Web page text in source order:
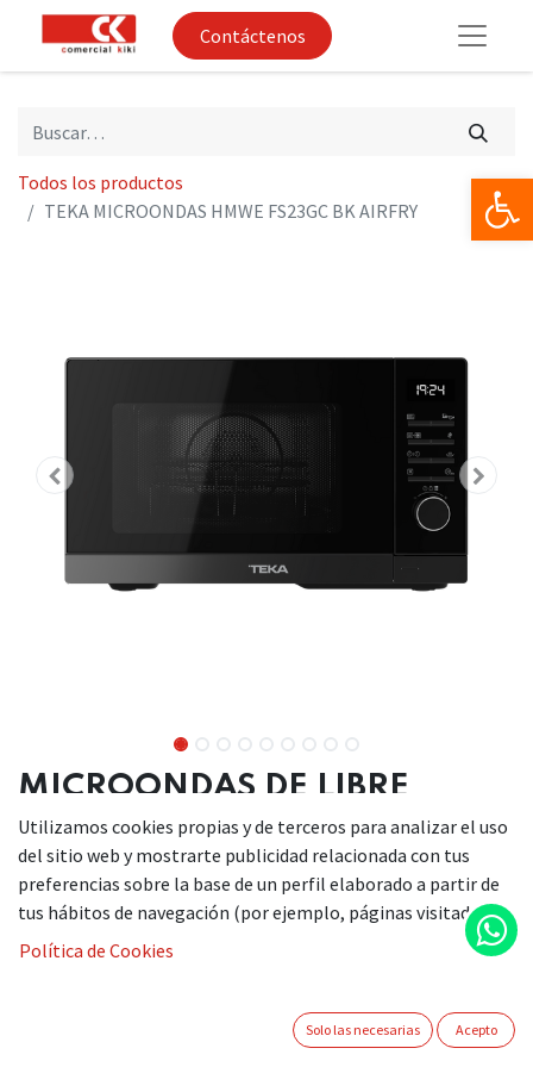
Contáctenos
Todos los productos
TEKA MICROONDAS HMWE FS23GC BK AIRFRY
MICROONDAS DE LIBRE
INSTALACIÓN DE 23L CON
FUNCIÓN GRILL Y AIRFRY
Microondas de libre
instalación con grill
Programa de cocción por convección (110-200ºC)
Utilizamos cookies propias y de terceros para analizar el uso
del sitio web y mostrarte publicidad relacionada con tus
preferencias sobre la base de un perfil elaborado a partir de
tus hábitos de navegación (por ejemplo, páginas visitadas).
Política de Cookies
Solo las necesarias Acepto